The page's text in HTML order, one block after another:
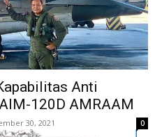
Anti
120D AMRAAM
30, 2021 0